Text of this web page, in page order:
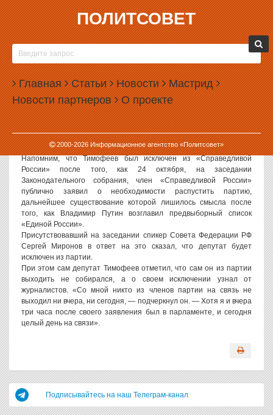
ПОЛИТСОВЕТ
Главная Статьи Новости Мастрид
Новости партнеров О проекте
2000-2026Информационное агентство «Политсовет»
26.10.2007, 07:49
ПИТЕРСКИЙ ДЕПУТАТ, ПРЕДЛОЖИВШИЙ
РАСПУСТИТЬ «СПРАВЕДЛИВУЮ РОССИЮ», В
СУДЕ ОСПОРИТ СВОЕ ИСКЛЮЧЕНИЕ ИЗ
ПАРТИИ
Депутат Законодательного собрания Санкт-Петербурга Алексей
Тимофеев намерен в суде добиваться решения о незаконности
своего исключения из партии «Справедливая Россия». Об этом
он заявил вчера вечером петербургским СМИ.
Напомним, что Тимофеев был исключен из «Справедливой
России» после того, как 24 октября, на заседании
Законодательного собрания, член «Справедливой России»
публично заявил о необходимости распустить партию,
дальнейшее существование которой лишилось смысла после
того, как Владимир Путин возглавил предвыборный список
«Единой России».
Присутствовавший на заседании спикер Совета Федерации РФ
Сергей Миронов в ответ на это сказал, что депутат будет
исключен из партии.
При этом сам депутат Тимофеев отметил, что сам он из партии
выходить не собирался, а о своем исключении узнал от
журналистов. «Со мной никто из членов партии на связь не
выходил ни вчера, ни сегодня, — подчеркнул он. — Хотя я и вчера
три часа после своего заявления был в парламенте, и сегодня
целый день на связи».
Подписывайтесь на наш Телеграм-канал